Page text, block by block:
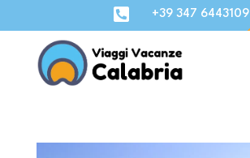
 +39 347 6443109